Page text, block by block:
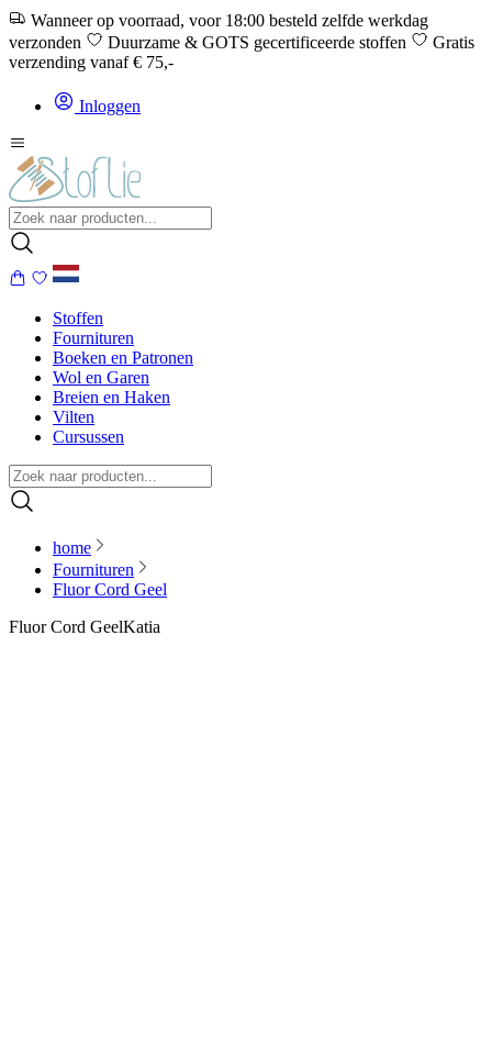
Wanneer op voorraad, voor 18:00 besteld zelfde werkdag
verzonden
Duurzame & GOTS gecertificeerde stoffen
Gratis
verzending vanaf € 75,-
Inloggen
Stoffen
Fournituren
Boeken en Patronen
Wol en Garen
Breien en Haken
Vilten
Cursussen
home
Fournituren
Fluor Cord Geel
Fluor Cord GeelKatia